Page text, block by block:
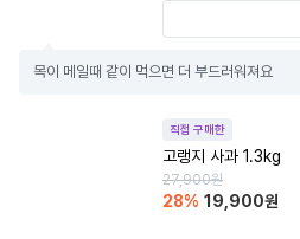
목이 메일때 같이 먹으면 더 부드러워져요
직접 구매한
고랭지 사과 1.3kg
27,900원
28% 19,900원